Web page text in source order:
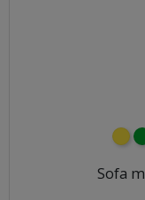
żółty
Sofa